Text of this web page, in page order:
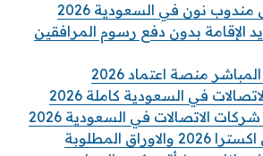
نون في السعودية 2026
الإقامة بدون دفع رسوم المرافقين
منصة اعتماد 2026
في السعودية كاملة 2026
الاتصالات في السعودية 2026
المطلوبة